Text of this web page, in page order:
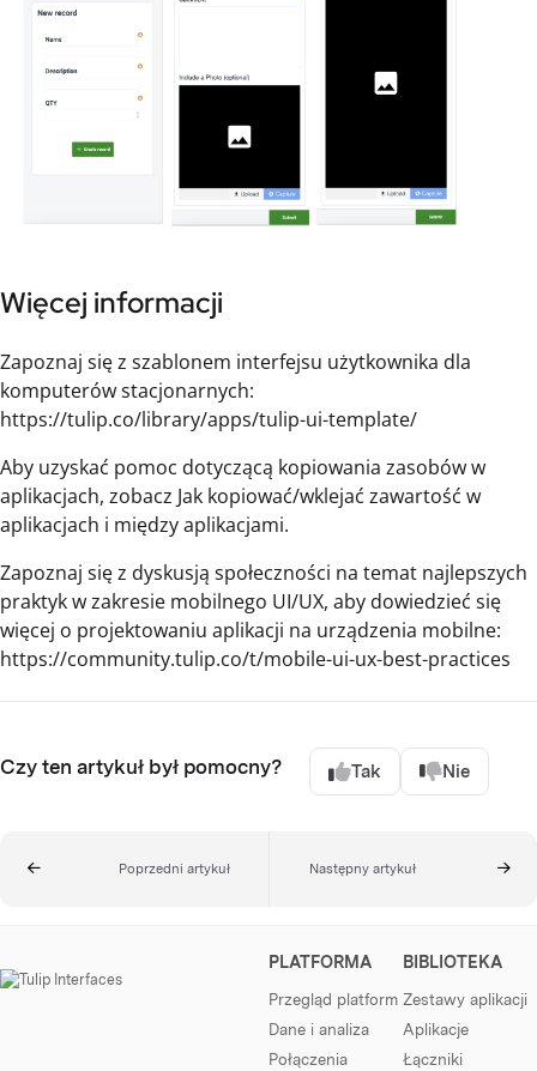
Więcej informacji
Zapoznaj się z szablonem interfejsu użytkownika dla
komputerów stacjonarnych:
https://tulip.co/library/apps/tulip-ui-template/
Aby uzyskać pomoc dotyczącą kopiowania zasobów w
aplikacjach, zobacz Jak kopiować/wklejać zawartość w
aplikacjach i między aplikacjami.
Zapoznaj się z dyskusją społeczności na temat najlepszych
praktyk w zakresie mobilnego UI/UX, aby dowiedzieć się
więcej o projektowaniu aplikacji na urządzenia mobilne:
https://community.tulip.co/t/mobile-ui-ux-best-practices
Czy ten artykuł był pomocny? Tak Nie
Poprzedni artykuł Następny artykuł
PLATFORMA
Przegląd platform
Dane i analiza
Połączenia
BIBLIOTEKA
Zestawy aplikacji
Aplikacje
Łączniki